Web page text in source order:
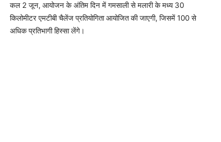
कल 2 जून, आयोजन के अंतिम दिन में गमसाली से मलारी के मध्य 30
किलोमीटर एमटीबी चैलेंज प्रतियोगिता आयोजित की जाएगी, जिसमें 100 से
अधिक प्रतिभागी हिस्सा लेंगे।